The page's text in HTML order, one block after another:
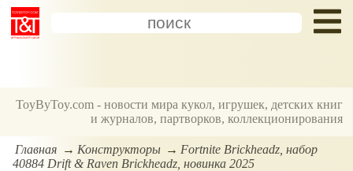
ToyByToy.com - новости мира кукол, игрушек, детских книг
и журналов, партворков, коллекционирования
Главная Конструкторы
Fortnite Brickheadz, набор
40884 Drift & Raven Brickheadz, новинка 2025